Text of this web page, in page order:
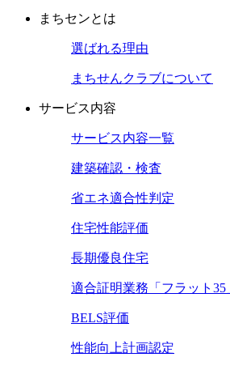
まちセンとは
選ばれる理由
まちせんクラブについて
サービス内容
サービス内容一覧
建築確認・検査
省エネ適合性判定
住宅性能評価
長期優良住宅
適合証明業務「フラット35
BELS評価
性能向上計画認定